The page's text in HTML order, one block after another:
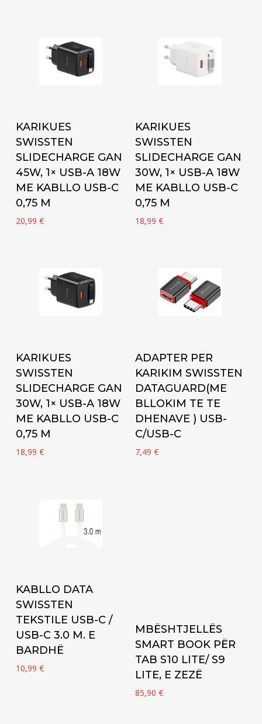
Add to cart
KARIKUES
SWISSTEN
SLIDECHARGE GAN
45W, 1× USB-A 18W
ME KABLLO USB-C
0,75 M
20,99 €
Add to cart
KARIKUES
SWISSTEN
SLIDECHARGE GAN
30W, 1× USB-A 18W
ME KABLLO USB-C
0,75 M
18,99€
Add to cart
KARIKUES
SWISSTEN
SLIDECHARGE GAN
30W, 1× USB-A 18W
ME KABLLO USB-C
0,75 M
18,99 €
Add to cart
ADAPTER PER
KARIKIM SWISSTEN
DATAGUARD(ME
BLLOKIM TE TE
DHENAVE ) USB-
C/USB-C
7,49€
Add to cart
KABLLO DATA
SWISSTEN
TEKSTILE USB-C /
USB-C 3.0 M. E
BARDHË
10,99 €
Add to cart
MBËSHTJELLËS
SMART BOOK PËR
TAB S10 LITE/ S9
LITE, E ZEZË
85,90€